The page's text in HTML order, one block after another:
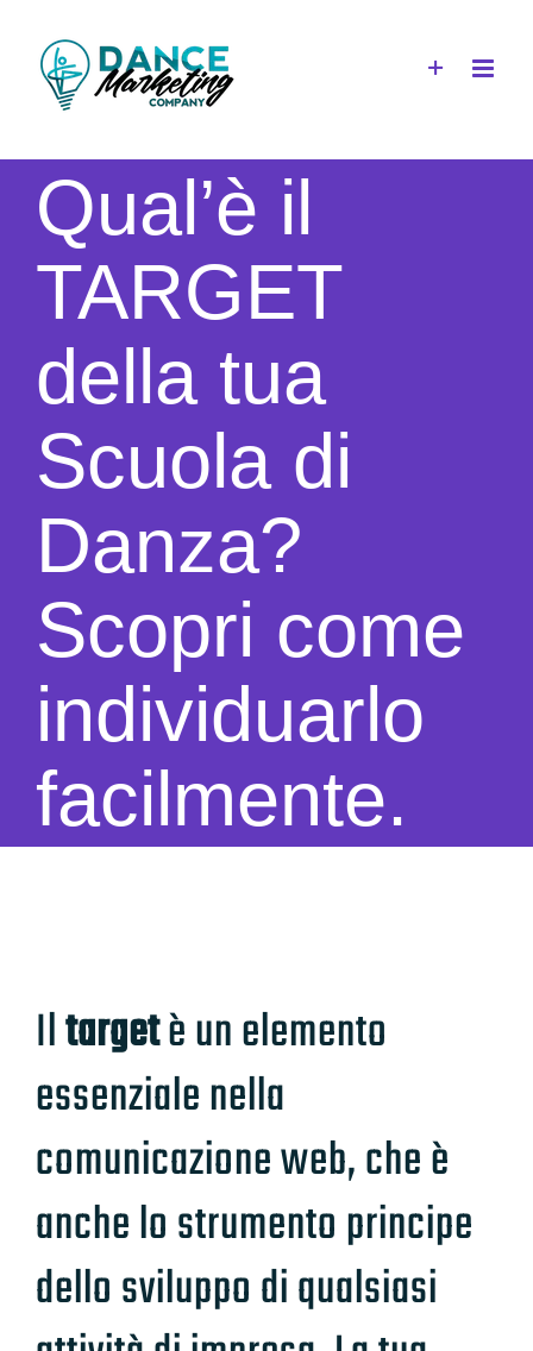
contenuto
Qual’è il
TARGET
della tua
Scuola di
Danza?
Scopri come
individuarlo
facilmente.
Iltargetè un elemento
essenziale nella
comunicazione web, che è
anche lo strumento principe
dello sviluppo di qualsiasi